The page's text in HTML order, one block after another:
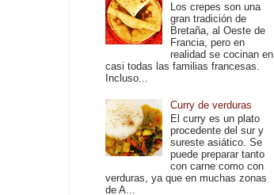
Los crepes son una
gran tradición de
Bretaña, al Oeste de
Francia, pero en
realidad se cocinan en
casi todas las familias francesas.
Incluso...
Curry de verduras
El curry es un plato
procedente del sur y
sureste asiático. Se
puede preparar tanto
con carne como con
verduras, ya que en muchas zonas
de A...